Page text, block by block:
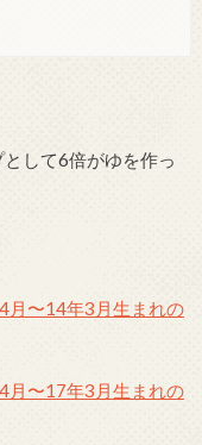
して6倍がゆを作っ